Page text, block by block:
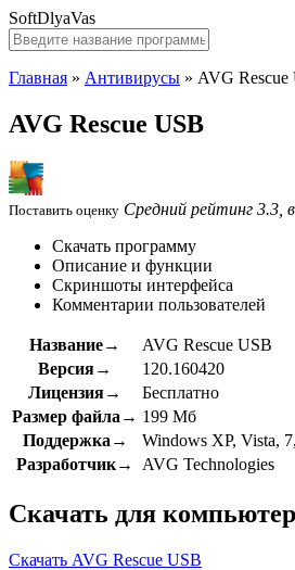
SoftDlyaVas
Главная » Антивирусы » AVG Rescue
AVG Rescue USB
Поставить оценку Средний рейтинг 3.3,
Скачать программу
Описание и функции
Скриншоты интерфейса
Комментарии пользователей
Название→
AVG Rescue USB
Версия→
120.160420
Лицензия→
Бесплатно
Размер файла→ 199 Мб
Поддержка→
Windows XP, Vista,
Разработчик→
AVG Technologies
Скачать для
Скачать AVG Rescue USB